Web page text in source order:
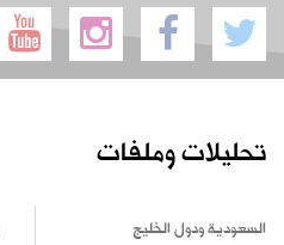
تحليلات وملفات
السعودية ودول الخليج